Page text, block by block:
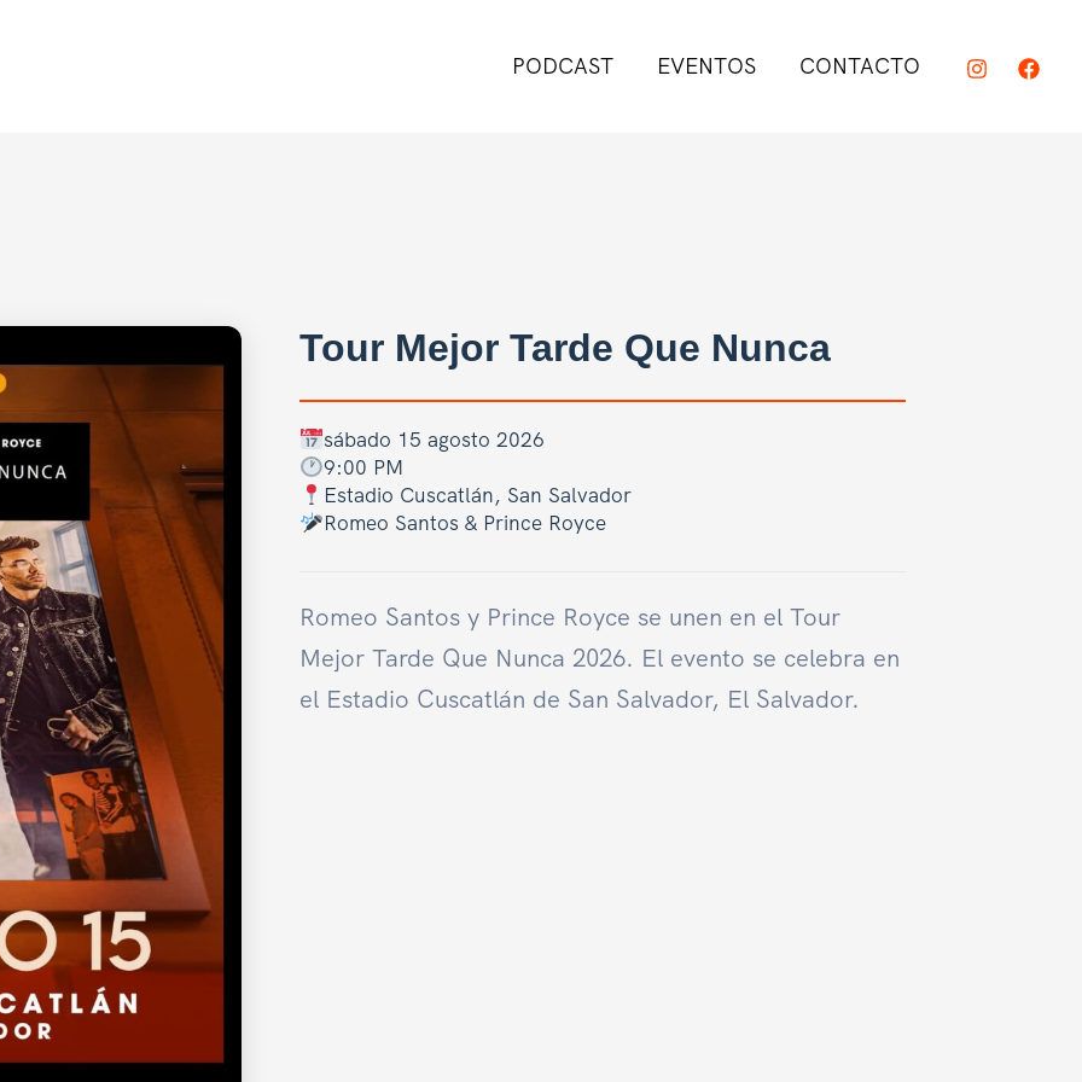
PODCAST EVENTOS CONTACTO
Tour Mejor Tarde Que Nunca
sábado 15 agosto 2026
9:00 PM
Estadio Cuscatlán, San Salvador
Romeo Santos & Prince Royce
Romeo Santos y Prince Royce se unen en el Tour
Mejor Tarde Que Nunca 2026. El evento se celebra en
el Estadio Cuscatlán de San Salvador, El Salvador.